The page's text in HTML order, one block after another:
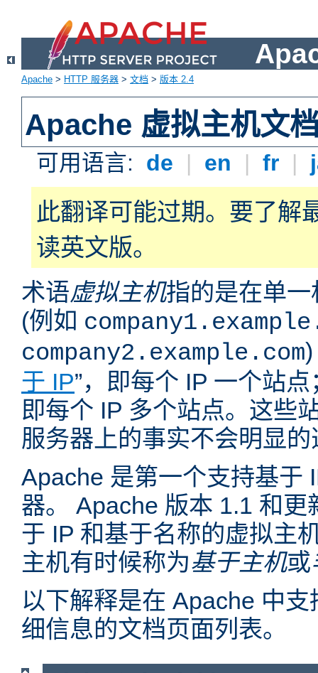
Apache > HTTP 服务器 > 文档 > 版本 2.4
Apache 虚拟主机文
可用语言: de | en | fr |
此翻译可能过期。要了解
读英文版。
术语虚拟主机指的是在单
(例如
company2.example.com)
于 IP”，即每个 IP 一个站点
即每个 IP 多个站点。这些
服务器上的事实不会明显
Apache 是第一个支持基于
器。 Apache 版本 1.1 和
于 IP 和基于名称的虚拟主
主机有时候称为基于主机或
以下解释是在 Apache 中
细信息的文档页面列表。